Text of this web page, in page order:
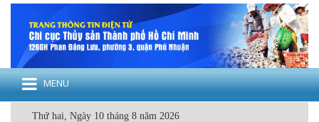
MENU
Thứ hai, Ngày 10 tháng 8 năm 2026